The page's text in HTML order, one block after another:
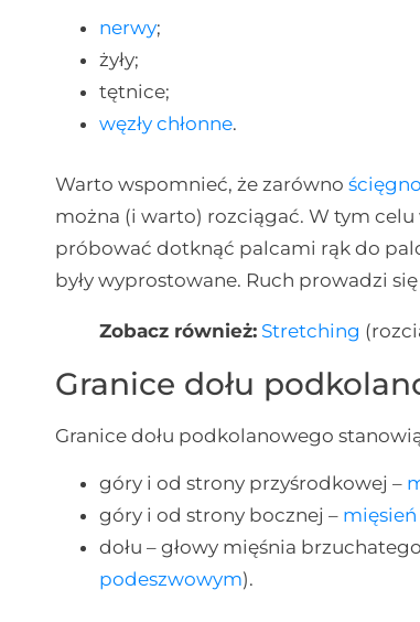
nerwy;
żyły;
tętnice;
węzły chłonne.
Warto wspomnieć, że zarównościęgno
można (i warto) rozciągać. W tym celu
próbować dotknąć palcami rąk do
były wyprostowane. Ruch prowadzi
Zobacz również: Stretching
Granice dołu
Granice dołu podkolanowego
góry i od strony przyśrodkowej –
góry i od strony bocznej –
dołu – głowy mięśnia
podeszwowym).